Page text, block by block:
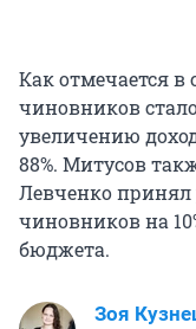
Как отмечается
чиновников
увеличению
88%. Митусов
Левченко
чиновников на
бюджета.
Зоя